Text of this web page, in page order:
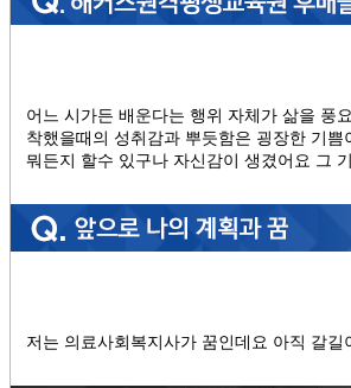
어느 시가든 배운다는 행위 자체가 삶을 풍
착했을때의 성취감과 뿌듯함은 굉장한 기
뭐든지 할수 있구나 자신감이 생겼어요 그
저는 의료사회복지사가 꿈인데요 아직 갈